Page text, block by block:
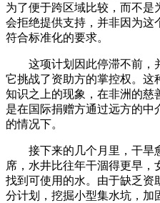
为了便于跨区域比较，而不是
会拒绝提供支持，并非因为这
符合标准化的要求。
这项计划因此停滞不前，
它挑战了资助方的掌控权。这
知识之上的现象，在非洲的慈
是在国际捐赠方通过远方的
的情况下。
接下来的几个月里，干旱
席，水井比往年干涸得更早
找到可使用的水。由于缺乏资
分计划，挖掘小型集水坑，加